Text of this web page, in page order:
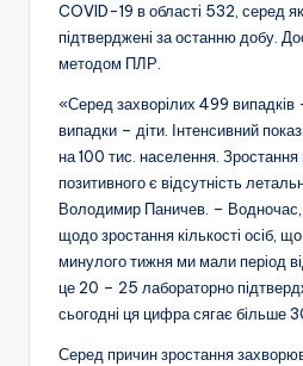
COVID-19 в області 532, серед
підтверджені за останню добу.
методом ПЛР.
«Серед захворілих 499
випадки – діти. Інтенсивний
на 100 тис. населення.
позитивного є відсутність
Володимир Паничев. – Водночас,
щодо зростання кількості осіб, що
минулого тижня ми мали період
це 20 – 25 лабораторно
сьогодні ця цифра сягає більше
Серед причин зростання